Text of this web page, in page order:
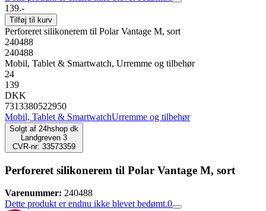
139.-
Tilføj til kurv
Perforeret silikonerem til Polar Vantage M, sort
240488
240488
Mobil, Tablet & Smartwatch, Urremme og tilbehør
24
139
DKK
7313380522950
Mobil, Tablet & SmartwatchUrremme og tilbehør
Solgt af 24hshop dk
Landgreven 3
CVR-nr: 33573359
Perforeret silikonerem til Polar Vantage M, sort
Varenummer: 240488
Dette produkt er endnu ikke blevet bedømt.0